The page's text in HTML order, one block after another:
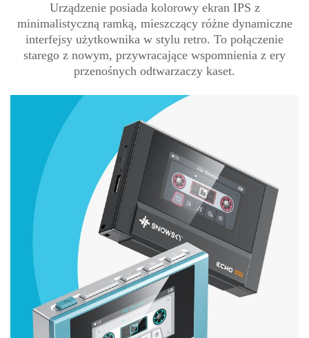
Urządzenie posiada kolorowy ekran IPS z
minimalistyczną ramką, mieszczący różne dynamiczne
interfejsy użytkownika w stylu retro. To połączenie
starego z nowym, przywracające wspomnienia z ery
przenośnych odtwarzaczy kaset.